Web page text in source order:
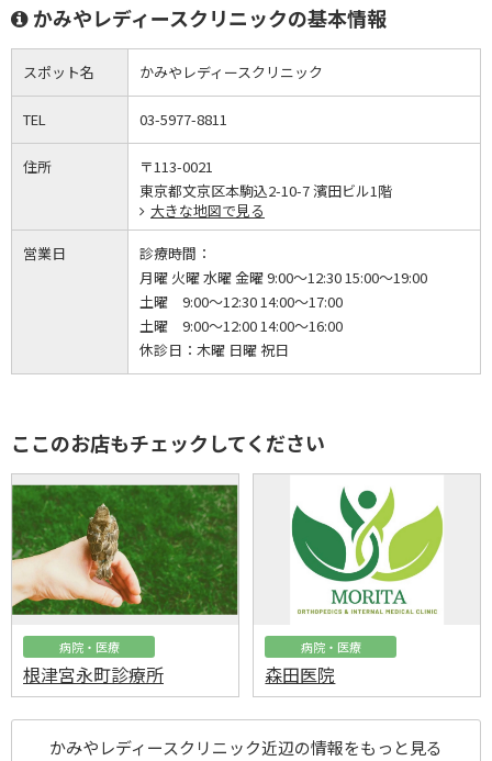
かみやレディースクリニックの基本情報
スポット名 かみやレディースクリニック
TEL 03-5977-8811
住所
〒113-0021
東京都文京区本駒込2-10-7 濱田ビル1階
大きな地図で見る
営業日
診療時間：
月曜 火曜 水曜 金曜 9:00～12:30 15:00～19:00
土曜 9:00～12:30 14:00～17:00
土曜 9:00～12:00 14:00～16:00
休診日： 木曜 日曜 祝日
ここのお店もチェックしてください
病院・医療
根津宮永町診療所
病院・医療
森田医院
かみやレディースクリニック近辺の情報をもっと見る